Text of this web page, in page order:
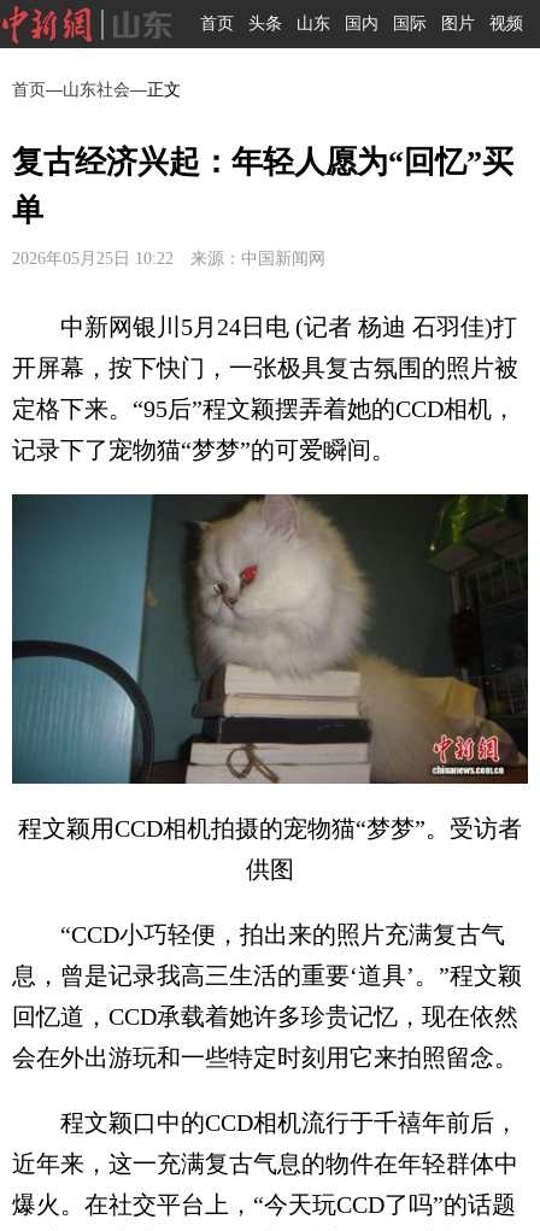
首页 头条 山东 国内 国际 图片 视频
首页—山东社会—正文
复古经济兴起：年轻人愿为“回忆”买
单
2026年05月25日 10:22 来源：中国新闻网
中新网银川5月24日电 (记者 杨迪 石羽佳)打
开屏幕，按下快门，一张极具复古氛围的照片被
定格下来。“95后”程文颖摆弄着她的CCD相机，
记录下了宠物猫“梦梦”的可爱瞬间。
程文颖用CCD相机拍摄的宠物猫“梦梦”。受访者
供图
“CCD小巧轻便，拍出来的照片充满复古气
息，曾是记录我高三生活的重要‘道具’。”程文颖
回忆道，CCD承载着她许多珍贵记忆，现在依然
会在外出游玩和一些特定时刻用它来拍照留念。
程文颖口中的CCD相机流行于千禧年前后，
近年来，这一充满复古气息的物件在年轻群体中
爆火。在社交平台上，“今天玩CCD了吗”的话题